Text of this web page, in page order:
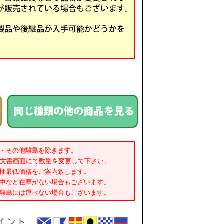
その他離島を除きます。
書画面にて数量を変更して下さい。
低価格をご案内致します。
ど在庫がない場合もございます。
には運べない場合もございます。